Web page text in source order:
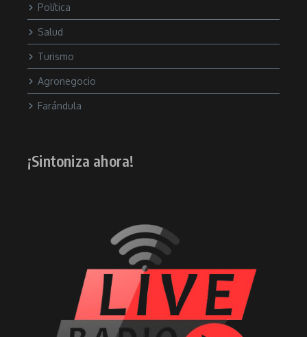
Política
Salud
Turismo
Agronegocio
Farándula
¡Sintoniza ahora!